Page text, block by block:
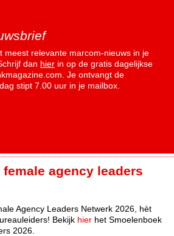
meest relevante marcom-nieuws in je
dan hier in op de gratis dagelijkse
Je ontvangt de
stipt 7.00 uur in je mailbox.
agency leaders
Agency Leaders Netwerk 2026, hèt
Bekijk hier het Smoelenboek
2026.